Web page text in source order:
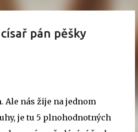
pán pěšky
Ale nás žije na jednom
je tu 5 plnohodnotných